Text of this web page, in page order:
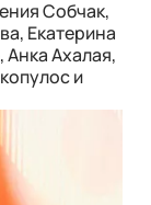
Собчак,
Екатерина
Ахалая,
и